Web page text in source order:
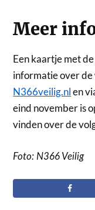
Meer
Een kaartje met
informatie over de
N366veilig.nlen
eind november is
vinden over de
Foto: N366 Veilig